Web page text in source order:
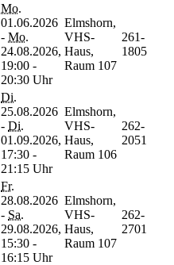
Mo.
01.06.2026
- Mo.
24.08.2026,
19:00 -
20:30 Uhr
Elmshorn,
VHS-
Haus,
Raum 107
261-
1805
Di.
25.08.2026
- Di.
01.09.2026,
17:30 -
21:15 Uhr
Elmshorn,
VHS-
Haus,
Raum 106
262-
2051
Fr.
28.08.2026
- Sa.
29.08.2026,
15:30 -
16:15 Uhr
Elmshorn,
VHS-
Haus,
Raum 107
262-
2701